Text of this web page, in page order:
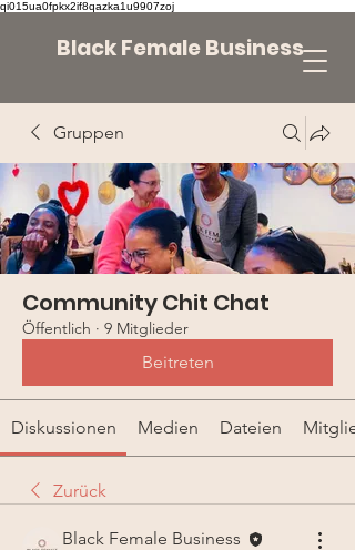
qi015ua0fpkx2if8qazka1u9907zoj
Black Female Business
Gruppen
Community Chit Chat
Öffentlich · 9 Mitglieder
Beitreten
Diskussionen Medien Dateien
Zurück
Black Female Business